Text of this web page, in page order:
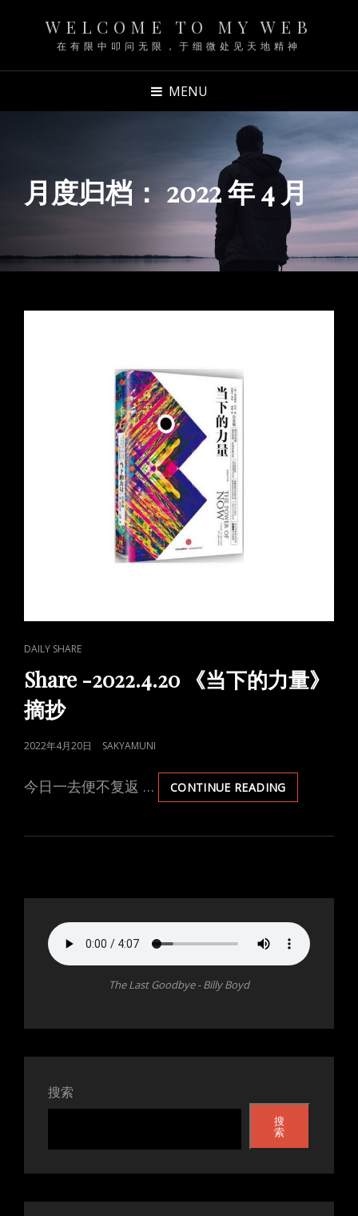
WELCOME TO MY WEB
在有限中叩问无限，于细微处见天地精神
MENU
月度归档：2022 年 4 月
CAT
LINKS
DAILY SHARE
Share -2022.4.20 《当下的力量》
摘抄
POSTED
2022年4月20日 SAKYAMUNI
今日一去便不复返 … CONTINUE READINGSHARE
-2022.4.20
下
抄
The Last Goodbye - Billy Boyd
搜索
搜
索